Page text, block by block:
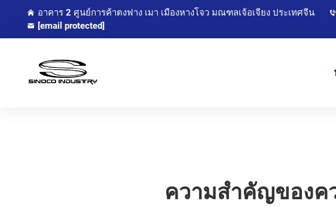
อาคาร 2 ศูนย์การค้าตงฟาง เมา เมืองหางโจว มณฑลเจ้อเจียง ประเทศจีน
[email protected]
ความสำคัญของค